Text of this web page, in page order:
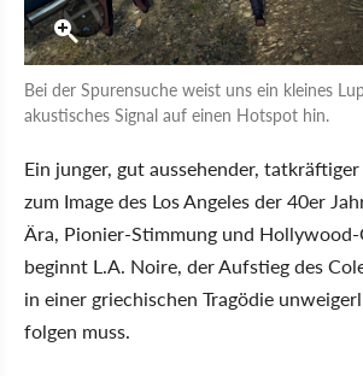
Bei der Spurensuche weist uns ein kleines
akustisches Signal auf einen Hotspot hin.
Ein junger, gut aussehender,
zum Image des Los Angeles der 40er
Ära, Pionier-Stimmung und Hollywood-
beginnt L.A. Noire, der Aufstieg des
in einer griechischen Tragödie
folgen muss.